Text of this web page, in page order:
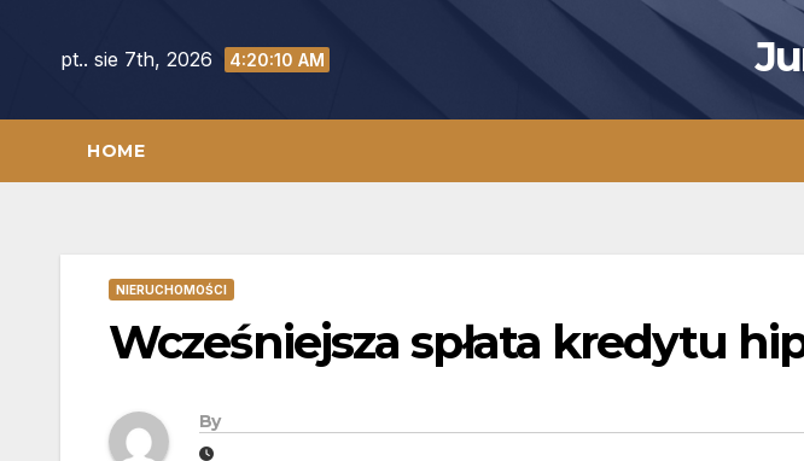
pt.. sie 7th, 2026 4:20:11 AM
HOME
NIERUCHOMOŚCI
Wcześniejsza spłata kredytu
By